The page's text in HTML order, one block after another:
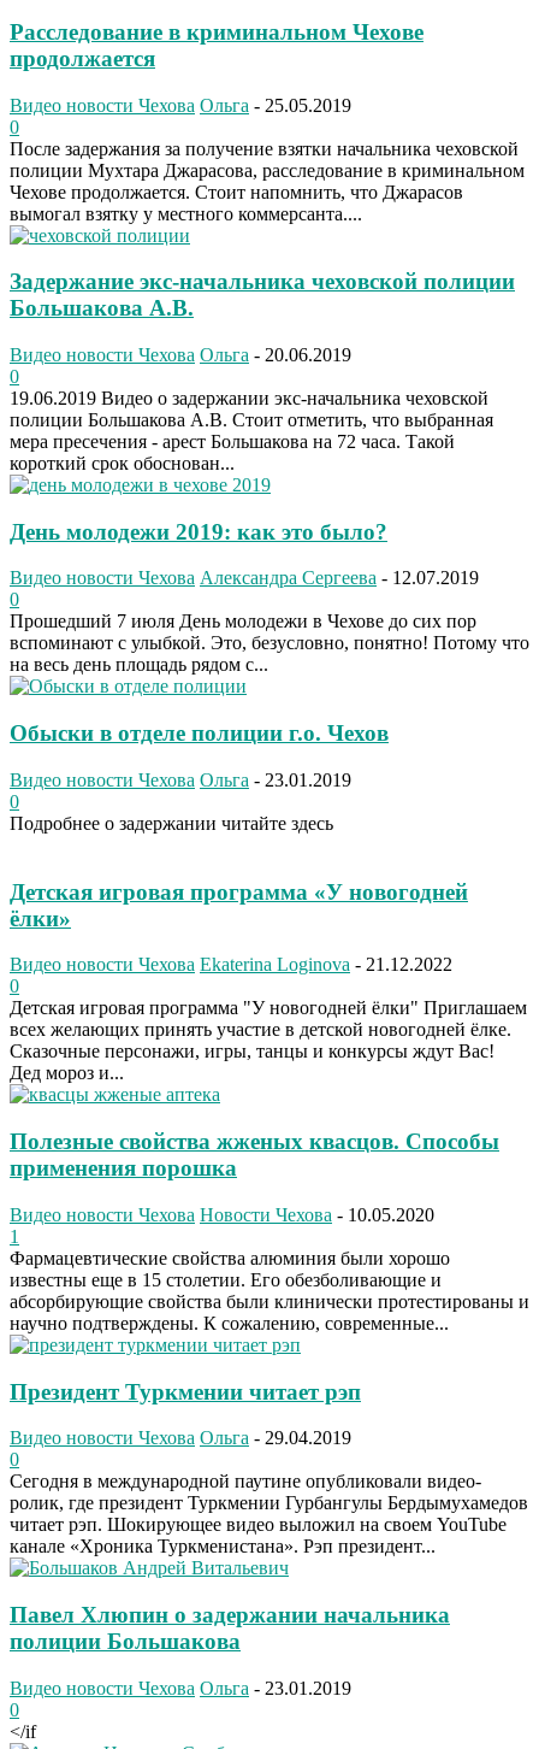
Расследование в криминальном Чехове
продолжается
Видео новости Чехова Ольга - 25.05.2019
0
После задержания за получение взятки начальника чеховской
полиции Мухтара Джарасова, расследование в криминальном
Чехове продолжается. Стоит напомнить, что Джарасов
вымогал взятку у местного коммерсанта....
Задержание экс-начальника чеховской полиции
Большакова А.В.
Видео новости Чехова Ольга - 20.06.2019
0
19.06.2019 Видео о задержании экс-начальника чеховской
полиции Большакова А.В. Стоит отметить, что выбранная
мера пресечения - арест Большакова на 72 часа. Такой
короткий срок обоснован...
День молодежи 2019: как это было?
Видео новости Чехова Александра Сергеева - 12.07.2019
0
Прошедший 7 июля День молодежи в Чехове до сих пор
вспоминают с улыбкой. Это, безусловно, понятно! Потому что
на весь день площадь рядом с...
Обыски в отделе полиции г.о. Чехов
Видео новости Чехова Ольга - 23.01.2019
0
Подробнее о задержании читайте здесь
Детская игровая программа «У новогодней
ëлки»
Видео новости Чехова Ekaterina Loginova - 21.12.2022
0
Детская игровая программа "У новогодней ëлки" Приглашаем
всех желающих принять участие в детской новогодней ёлке.
Сказочные персонажи, игры, танцы и конкурсы ждут Вас!
Дед мороз и...
Полезные свойства жженых квасцов. Способы
применения порошка
Видео новости Чехова Новости Чехова - 10.05.2020
1
Фармацевтические свойства алюминия были хорошо
известны еще в 15 столетии. Его обезболивающие и
абсорбирующие свойства были клинически протестированы и
научно подтверждены. К сожалению, современные...
Президент Туркмении читает рэп
Видео новости Чехова Ольга - 29.04.2019
0
Сегодня в международной паутине опубликовали видео-
ролик, где президент Туркмении Гурбангулы Бердымухамедов
читает рэп. Шокирующее видео выложил на своем YouTube
канале «Хроника Туркменистана». Рэп президент...
Павел Хлюпин о задержании начальника
полиции Большакова
Видео новости Чехова Ольга - 23.01.2019
0
</if